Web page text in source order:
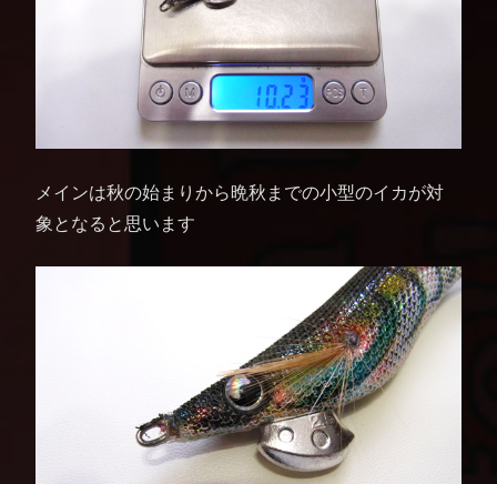
メインは秋の始まりから晩秋までの小型のイカが対
象となると思います